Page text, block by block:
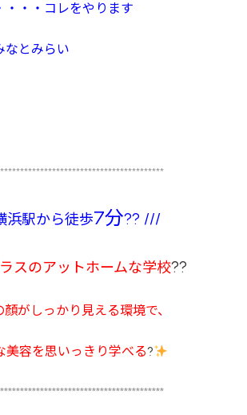
・・コレをやります
とみらい
浜駅から徒歩7分?? ///
ラスのアットホームな学校??
がしっかり見える環境で、
美容を思いっきり学べる?